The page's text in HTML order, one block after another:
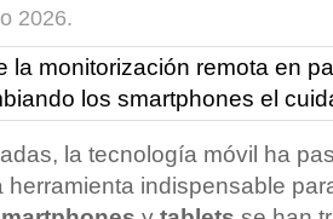
2026.
la tecnología móvil ha
herramienta indispensable